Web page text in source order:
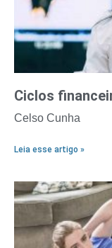
Ciclos
Celso Cunha
Leia esse artigo »